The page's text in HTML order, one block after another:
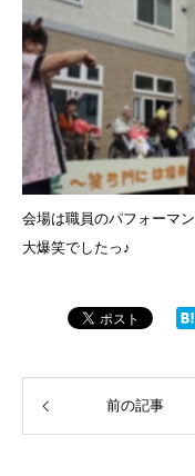
会場は職員のパフォーマ
大爆笑でしたっ♪
前の記事